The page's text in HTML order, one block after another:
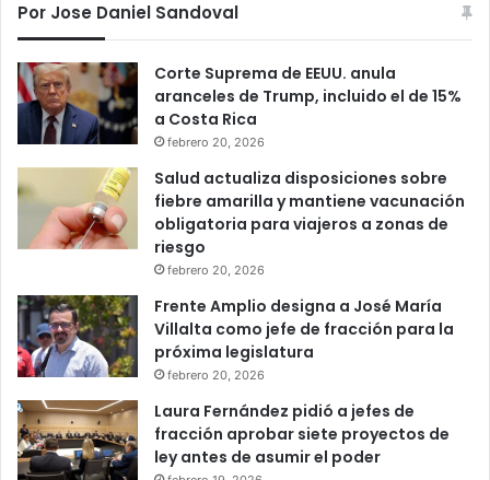
Por Jose Daniel Sandoval
Corte Suprema de EEUU. anula
aranceles de Trump, incluido el de 15%
a Costa Rica
febrero 20, 2026
Salud actualiza disposiciones sobre
fiebre amarilla y mantiene vacunación
obligatoria para viajeros a zonas de
riesgo
febrero 20, 2026
Frente Amplio designa a José María
Villalta como jefe de fracción para la
próxima legislatura
febrero 20, 2026
Laura Fernández pidió a jefes de
fracción aprobar siete proyectos de
ley antes de asumir el poder